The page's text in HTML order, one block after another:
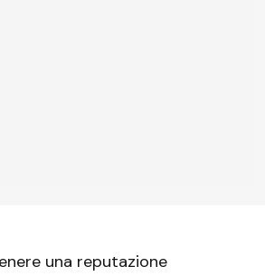
una reputazione